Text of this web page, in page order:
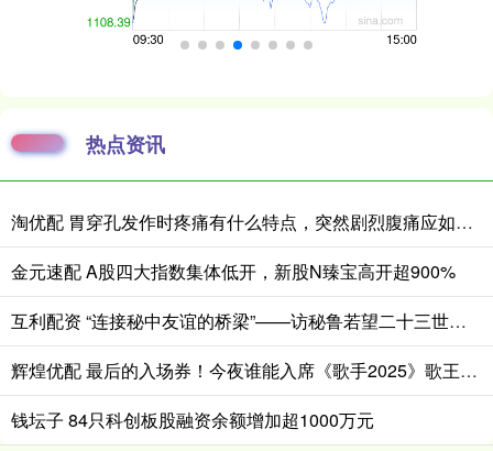
热点资讯
淘优配 胃穿孔发作时疼痛有什么特点，突然剧烈腹痛应如何紧急处理
金元速配 A股四大指数集体低开，新股N臻宝高开超900%
互利配资 “连接秘中友谊的桥梁”——访秘鲁若望二十三世秘中学校校长帕扬
辉煌优配 最后的入场券！今夜谁能入席《歌手2025》歌王之战？_A-Lin_舞台_格瑞丝·金斯勒
钱坛子 84只科创板股融资余额增加超1000万元